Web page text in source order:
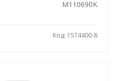
M110690K
Код: 1574400-8